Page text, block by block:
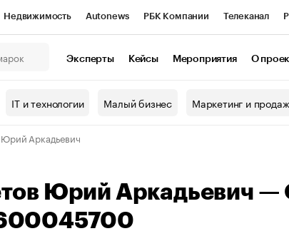
Недвижимость Autonews РБК Компании Телеканал
контрагентов
Эксперты Кейсы Мероприятия О
IT и технологии Малый бизнес Маркетинг и
Аркадьевич
Юрий Аркадьевич